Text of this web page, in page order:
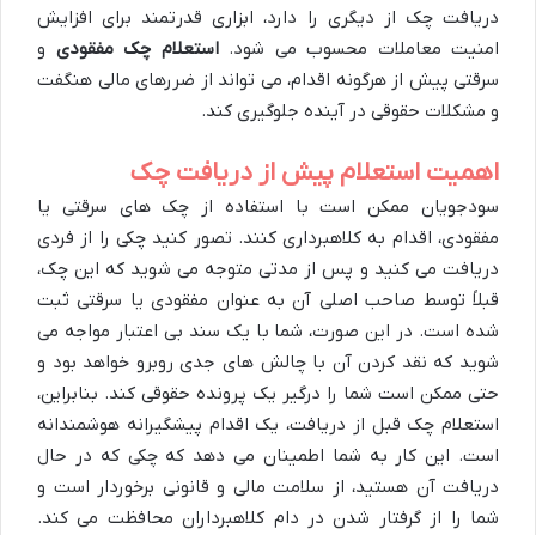
دریافت چک از دیگری را دارد، ابزاری قدرتمند برای افزایش
امنیت معاملات محسوب می شود.استعلام چک مفقودی و
سرقتی پیش از هرگونه اقدام، می تواند از ضررهای مالی هنگفت
و مشکلات حقوقی در آینده جلوگیری کند.
اهمیت استعلام پیش از دریافت چک
سودجویان ممکن است با استفاده از چک های سرقتی یا
مفقودی، اقدام به کلاهبرداری کنند. تصور کنید چکی را از فردی
دریافت می کنید و پس از مدتی متوجه می شوید که این چک،
قبلاً توسط صاحب اصلی آن به عنوان مفقودی یا سرقتی ثبت
شده است. در این صورت، شما با یک سند بی اعتبار مواجه می
شوید که نقد کردن آن با چالش های جدی روبرو خواهد بود و
حتی ممکن است شما را درگیر یک پرونده حقوقی کند. بنابراین،
استعلام چک قبل از دریافت، یک اقدام پیشگیرانه هوشمندانه
است. این کار به شما اطمینان می دهد که چکی که در حال
دریافت آن هستید، از سلامت مالی و قانونی برخوردار است و
شما را از گرفتار شدن در دام کلاهبرداران محافظت می کند.